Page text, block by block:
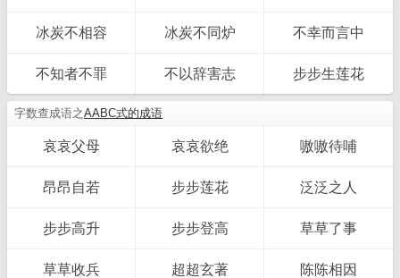
冰炭不相容 冰炭不同炉 不幸而言中
不知者不罪 不以辞害志 步步生莲花
字数查成语之AABC式的成语
哀哀父母 哀哀欲绝 嗷嗷待哺
昂昂自若 步步莲花 泛泛之人
步步高升 步步登高 草草了事
草草收兵 超超玄著 陈陈相因